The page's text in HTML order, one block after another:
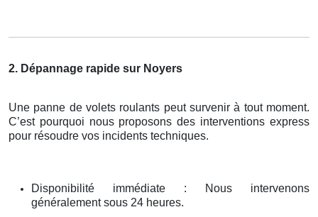
2. Dépannage rapide sur Noyers
Une panne de volets roulants peut survenir à tout moment.
C’est pourquoi nous proposons des interventions express
pour résoudre vos incidents techniques.
Disponibilité immédiate : Nous intervenons
généralement sous 24 heures.